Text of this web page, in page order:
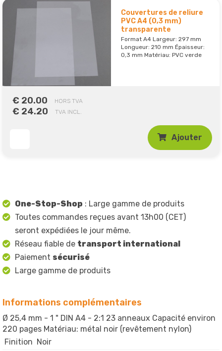
Couvertures de reliure
PVC A4 (0,3 mm)
transparente
Format A4 Largeur: 297 mm
Longueur: 210 mm Épaisseur:
0,3 mm Matériau: PVC verde
€ 20.00 HORS TVA
€ 24.20 TVA INCL.
Ajouter
One-Stop-Shop : Large gamme de produits
Toutes commandes reçues avant 13h00 (CET)
seront expédiées le jour même.
Réseau fiable de transport international
Paiement sécurisé
Large gamme de produits
Informations complémentaires
Ø 25,4 mm - 1 " DIN A4 - 2:1 23 anneaux Capacité environ
220 pages Matériau: métal noir (revêtement nylon)
Finition Noir